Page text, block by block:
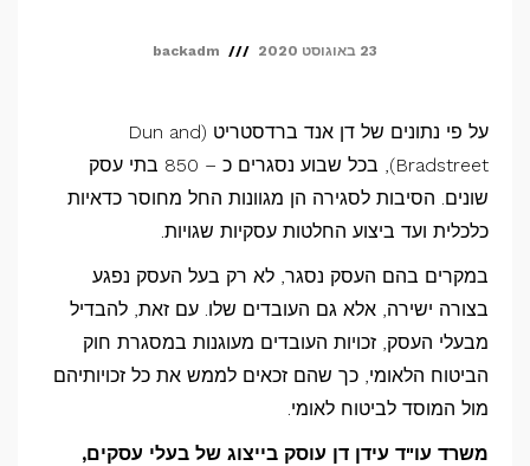
23 באוגוסט 2020 backadm
על פי נתונים של דן אנד ברדסטריט (Dun and
Bradstreet), בכל שבוע נסגרים כ – 850 בתי עסק
שונים. הסיבות לסגירה הן מגוונות החל מחוסר כדאיות
כלכלית ועד ביצוע החלטות עסקיות שגויות.
במקרים בהם העסק נסגר, לא רק בעל העסק נפגע
בצורה ישירה, אלא גם העובדים שלו. עם זאת, להבדיל
מבעלי העסק, זכויות העובדים מעוגנות במסגרת חוק
הביטוח הלאומי, כך שהם זכאים לממש את כל זכויותיהם
מול המוסד לביטוח לאומי.
משרד עו"ד עידן דן עוסק בייצוג של בעלי עסקים,